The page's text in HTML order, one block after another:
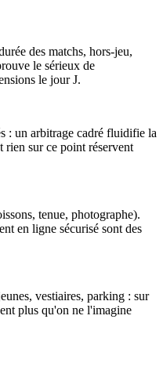
des matchs, hors-jeu,
le sérieux de
le jour J.
: un arbitrage cadré fluidifie la
rien sur ce point réservent
tenue, photographe).
en ligne sécurisé sont des
vestiaires, parking : sur
plus qu'on ne l'imagine